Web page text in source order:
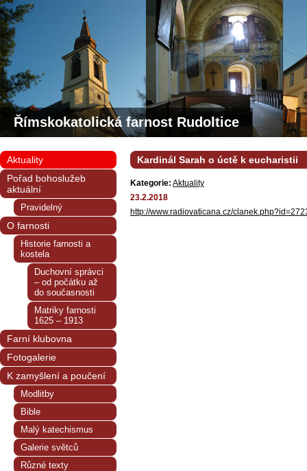
Římskokatolická farnost Rudoltice
Kardinál Sarah o úctě k eucharistii
Kategorie: Aktuality
23.2.2018
http://www.radiovaticana.cz/
Aktuality
Pořad bohoslužeb
aktuální
Pravidelný
O farnosti
Historie farnosti a
kostela
Duchovní správci
– od počátku až
do současnosti
Matriky farnosti
1625 – 1913
Farní klubovna
Fotogalerie
K zamyšlení a poučení
Modlitby
Bible
Malý katechismus
Galerie světců
Různé texty